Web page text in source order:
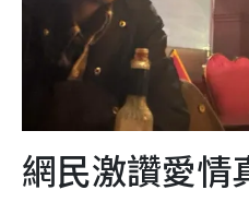
網民激讚愛情